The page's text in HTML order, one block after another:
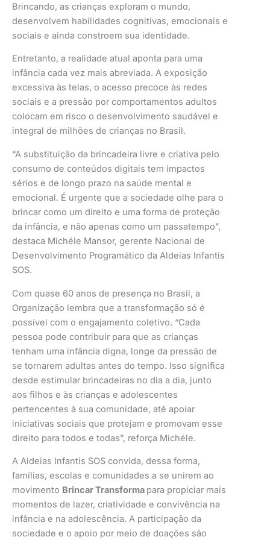
Brincando, as crianças exploram o mundo,
desenvolvem habilidades cognitivas, emocionais e
sociais e ainda constroem sua identidade.
Entretanto, a realidade atual aponta para uma
infância cada vez mais abreviada. A exposição
excessiva às telas, o acesso precoce às redes
sociais e a pressão por comportamentos adultos
colocam em risco o desenvolvimento saudável e
integral de milhões de crianças no Brasil.
“A substituição da brincadeira livre e criativa pelo
consumo de conteúdos digitais tem impactos
sérios e de longo prazo na saúde mental e
emocional. É urgente que a sociedade olhe para o
brincar como um direito e uma forma de proteção
da infância, e não apenas como um passatempo”,
destaca Michéle Mansor, gerente Nacional de
Desenvolvimento Programático da Aldeias Infantis
SOS.
Com quase 60 anos de presença no Brasil, a
Organização lembra que a transformação só é
possível com o engajamento coletivo. “Cada
pessoa pode contribuir para que as crianças
tenham uma infância digna, longe da pressão de
se tornarem adultas antes do tempo. Isso significa
desde estimular brincadeiras no dia a dia, junto
aos filhos e às crianças e adolescentes
pertencentes à sua comunidade, até apoiar
iniciativas sociais que protejam e promovam esse
direito para todos e todas”, reforça Michéle.
A Aldeias Infantis SOS convida, dessa forma,
famílias, escolas e comunidades a se unirem ao
movimento Brincar Transforma para propiciar mais
momentos de lazer, criatividade e convivência na
infância e na adolescência. A participação da
sociedade e o apoio por meio de doações são